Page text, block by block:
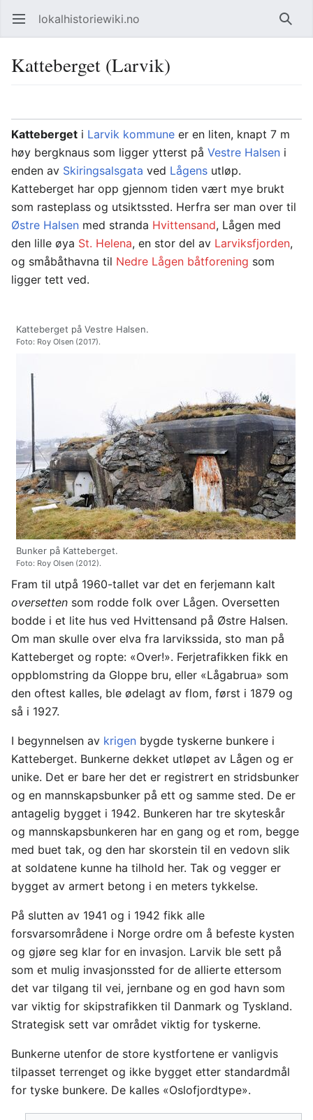
Åpne hovedmenyen lokalhistoriewiki.no Søk
Katteberget (Larvik)
Katteberget i Larvik kommune er en liten, knapt 7 m
høy bergknaus som ligger ytterst på Vestre Halsen i
enden av Skiringsalsgata ved Lågens utløp.
Katteberget har opp gjennom tiden vært mye brukt
som rasteplass og utsiktssted. Herfra ser man over til
Østre Halsen med stranda Hvittensand, Lågen med
den lille øya St. Helena, en stor del av Larviksfjorden,
og småbåthavna til Nedre Lågen båtforening som
ligger tett ved.
Katteberget på Vestre Halsen.
Foto: Roy Olsen (2017).
Bunker på Katteberget.
Foto: Roy Olsen (2012).
Fram til utpå 1960-tallet var det en ferjemann kalt
oversetten som rodde folk over Lågen. Oversetten
bodde i et lite hus ved Hvittensand på Østre Halsen.
Om man skulle over elva fra larvikssida, sto man på
Katteberget og ropte: «Over!». Ferjetrafikken fikk en
oppblomstring da Gloppe bru, eller «Lågabrua» som
den oftest kalles, ble ødelagt av flom, først i 1879 og
så i 1927.
I begynnelsen av krigen bygde tyskerne bunkere i
Katteberget. Bunkerne dekket utløpet av Lågen og er
unike. Det er bare her det er registrert en stridsbunker
og en mannskapsbunker på ett og samme sted. De er
antagelig bygget i 1942. Bunkeren har tre skyteskår
og mannskapsbunkeren har en gang og et rom, begge
med buet tak, og den har skorstein til en vedovn slik
at soldatene kunne ha tilhold her. Tak og vegger er
bygget av armert betong i en meters tykkelse.
På slutten av 1941 og i 1942 fikk alle
forsvarsområdene i Norge ordre om å befeste kysten
og gjøre seg klar for en invasjon. Larvik ble sett på
som et mulig invasjonssted for de allierte ettersom
det var tilgang til vei, jernbane og en god havn som
var viktig for skipstrafikken til Danmark og Tyskland.
Strategisk sett var området viktig for tyskerne.
Bunkerne utenfor de store kystfortene er vanligvis
tilpasset terrenget og ikke bygget etter standardmål
for tyske bunkere. De kalles «Oslofjordtype».